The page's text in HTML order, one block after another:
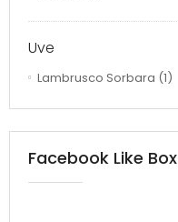
Uve
Lambrusco Sorbara (1)
Facebook Like Box